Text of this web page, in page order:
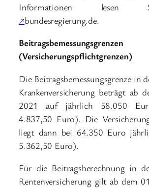
Informationen
↗bundesregierung.de.
Beitragsbemessungsgrenzen
(Versicherungspflichtgrenzen)
Die Beitragsbemessungsgrenze in
Krankenversicherung beträgt ab
2021 auf jährlich 58.050
4.837,50 Euro). Die
liegt dann bei 64.350 Euro
5.362,50 Euro).
Für die Beitragsberechnung in
Rentenversicherung gilt ab dem